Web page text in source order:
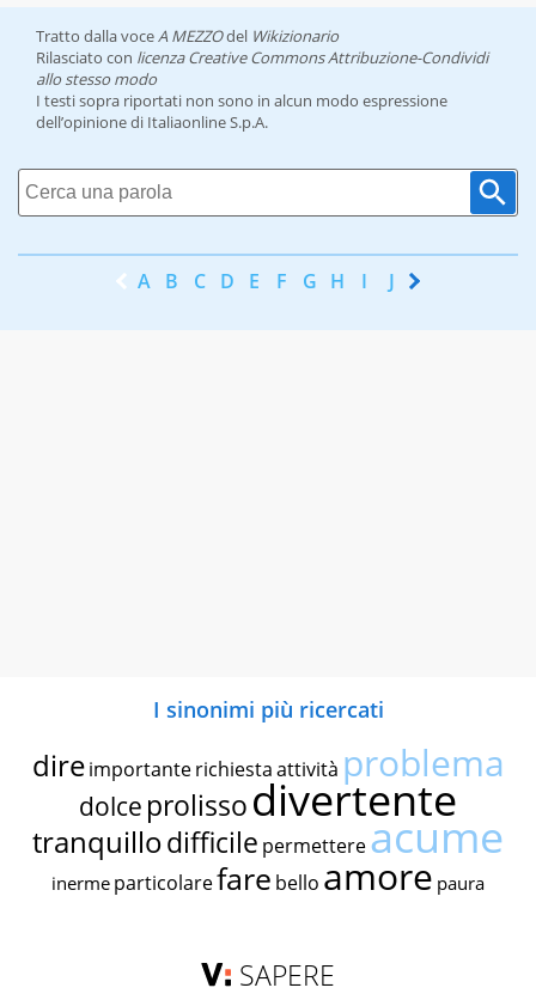
Tratto dalla voceA MEZZOdel Wikizionario
Rilasciato con licenza Creative Commons Attribuzione-Condividi
allo stesso modo
I testi sopra riportati non sono in alcun modo espressione
dell’opinione di Italiaonline S.p.A.
A B C D E F G H I J K
I sinonimi più ricercati
dire importante richiestaattività problema
dolce prolissodivertente
tranquillodifficile permettereacume
inerme particolarefare bello amore paura
SAPERE